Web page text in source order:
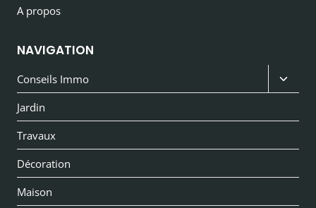
A propos
NAVIGATION
Conseils Immo
menu
Jardin
Travaux
Décoration
Maison